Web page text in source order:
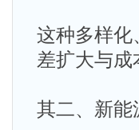
这种多样化
差扩大与成
其二、新能